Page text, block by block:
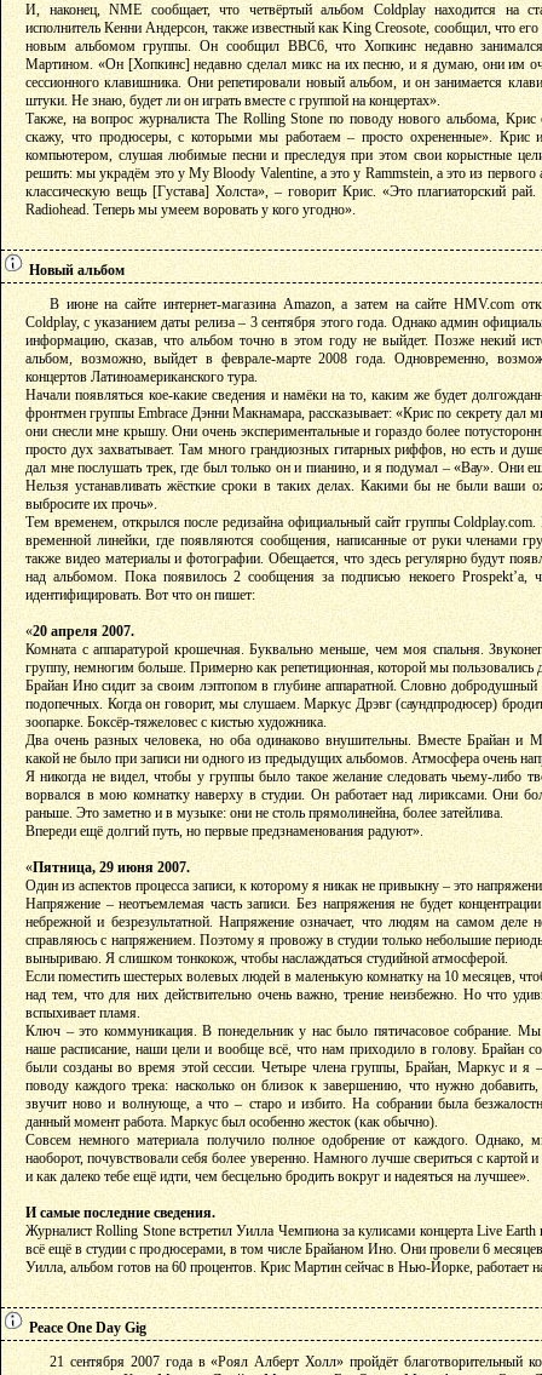
И, наконец, NME сообщает, что четвёртый альбом Coldplay находится на
исполнитель Кенни Андерсон, также известный как King Creosote, сообщил, что
новым альбомом группы. Он сообщил BBC6, что Хопкинс недавно
Мартином. «Он [Хопкинс] недавно сделал микс на их песню, и я думаю, они им
сессионного клавишника. Они репетировали новый альбом, и он занимается
штуки. Не знаю, будет ли он играть вместе с группой на концертах».
Также, на вопрос журналиста The Rolling Stone по поводу нового альбома,
скажу, что продюсеры, с которыми мы работаем – просто охрененные». Крис
компьютером, слушая любимые песни и преследуя при этом свои корыстные
решить: мы украдём это у My Bloody Valentine, а это у Rammstein, а это из
классическую вещь [Густава] Холста», – говорит Крис. «Это плагиаторский
Radiohead. Теперь мы умеем воровать у кого угодно».
Новый альбом
В июне на сайте интернет-магазина Amazon, а затем на сайте HMV.com
Coldplay, с указанием даты релиза – 3 сентября этого года. Однако админ
информацию, сказав, что альбом точно в этом году не выйдет. Позже некий
альбом, возможно, выйдет в феврале-марте 2008 года. Одновременно,
концертов Латиноамериканского тура.
Начали появляться кое-какие сведения и намёки на то, каким же будет
фронтмен группы Embrace Дэнни Макнамара, рассказывает: «Крис по секрету дал
они снесли мне крышу. Они очень экспериментальные и гораздо более
просто дух захватывает. Там много грандиозных гитарных риффов, но есть и
дал мне послушать трек, где был только он и пианино, и я подумал – «Вау». Они
Нельзя устанавливать жёсткие сроки в таких делах. Какими бы не были ваши
выбросите их прочь».
Тем временем, открылся после редизайна официальный сайт группы Coldplay.com.
временной линейки, где появляются сообщения, написанные от руки членами
также видео материалы и фотографии. Обещается, что здесь регулярно будут
над альбомом. Пока появилось 2 сообщения за подписью некоего Prospekt’a,
идентифицировать. Вот что он пишет:
«20 апреля 2007.
Комната с аппаратурой крошечная. Буквально меньше, чем моя спальня.
группу, немногим больше. Примерно как репетиционная, которой мы пользовались
Брайан Ино сидит за своим лэптопом в глубине аппаратной. Словно
подопечных. Когда он говорит, мы слушаем. Маркус Дрэвг (саундпродюсер)
зоопарке. Боксёр-тяжеловес с кистью художника.
Два очень разных человека, но оба одинаково внушительны. Вместе Брайан и
какой не было при записи ни одного из предыдущих альбомов. Атмосфера очень
Я никогда не видел, чтобы у группы было такое желание следовать чьему-либо
ворвался в мою комнатку наверху в студии. Он работает над лириксами. Они
раньше. Это заметно и в музыке: они не столь прямолинейна, более затейлива.
Впереди ещё долгий путь, но первые предзнаменования радуют».
«Пятница, 29 июня 2007.
Один из аспектов процесса записи, к которому я никак не привыкну – это
Напряжение – неотъемлемая часть записи. Без напряжения не будет
небрежной и безрезультатной. Напряжение означает, что людям на самом
справляюсь с напряжением. Поэтому я провожу в студии только небольшие
выныриваю. Я слишком тонкокож, чтобы наслаждаться студийной атмосферой.
Если поместить шестерых волевых людей в маленькую комнатку на 10 месяцев,
над тем, что для них действительно очень важно, трение неизбежно. Но что
вспыхивает пламя.
Ключ – это коммуникация. В понедельник у нас было пятичасовое собрание.
наше расписание, наши цели и вообще всё, что нам приходило в голову. Брайан
были созданы во время этой сессии. Четыре члена группы, Брайан, Маркус и я
поводу каждого трека: насколько он близок к завершению, что нужно
звучит ново и волнующе, а что – старо и избито. На собрании была
данный момент работа. Маркус был особенно жесток (как обычно).
Совсем немного материала получило полное одобрение от каждого. Однако,
наоборот, почувствовали себя более уверенно. Намного лучше свериться с картой
и как далеко тебе ещё идти, чем бесцельно бродить вокруг и надеяться на лучшее».
И самые последние сведения.
Журналист Rolling Stone встретил Уилла Чемпиона за кулисами концерта Live
всё ещё в студии с продюсерами, в том числе Брайаном Ино. Они провели 6
Уилла, альбом готов на 60 процентов. Крис Мартин сейчас в Нью-Йорке, работает
Peace One Day Gig
21 сентября 2007 года в «Роял Алберт Холл» пройдёт благотворительный